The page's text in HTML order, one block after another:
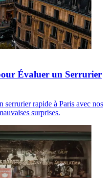
Évaluer un Serrurier
rapide à Paris avec nos
surprises.